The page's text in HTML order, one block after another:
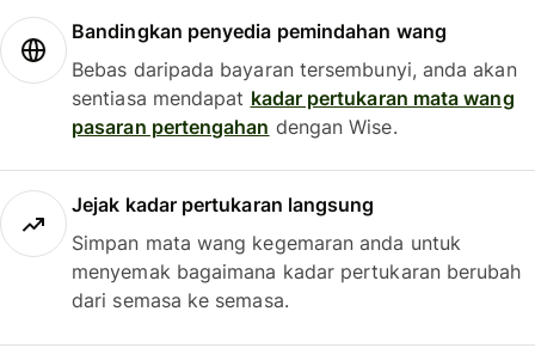
Bandingkan penyedia pemindahan wang
Bebas daripada bayaran tersembunyi, anda akan
sentiasa mendapat kadar pertukaran mata wang
pasaran pertengahan dengan Wise.
Jejak kadar pertukaran langsung
Simpan mata wang kegemaran anda untuk
menyemak bagaimana kadar pertukaran berubah
dari semasa ke semasa.